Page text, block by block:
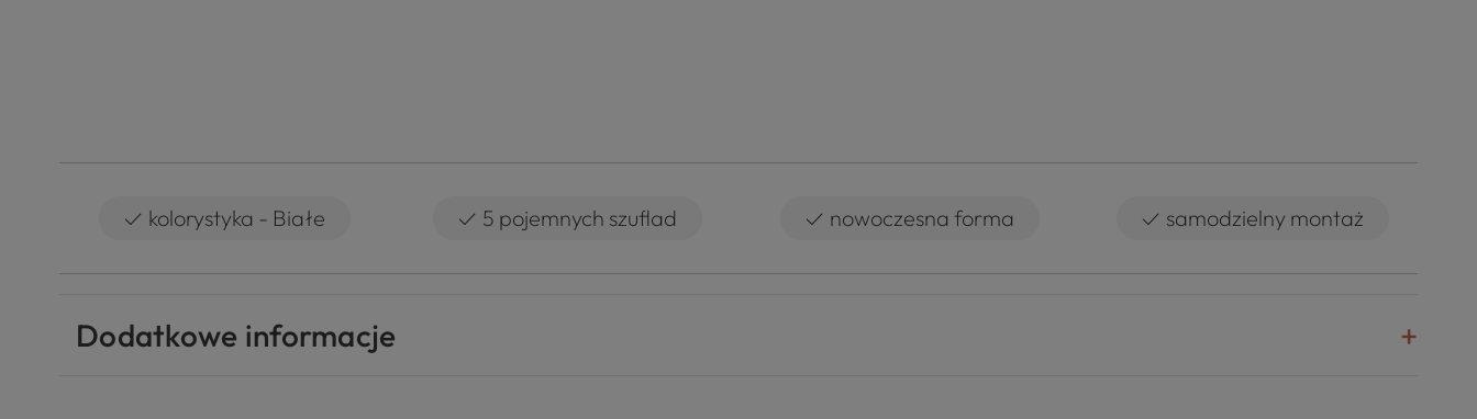
✓ kolorystyka - Białe ✓ 5 pojemnych szuflad ✓ nowoczesna forma ✓ samodzielny montaż
Dodatkowe informacje